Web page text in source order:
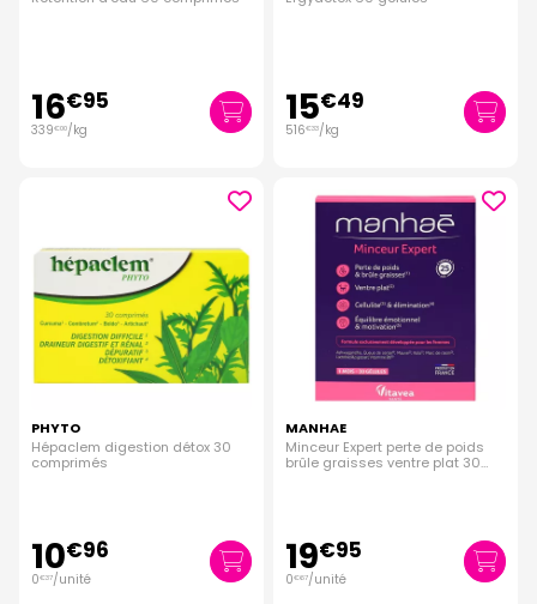
16€95
339€00/kg 15€49
516€33/kg
PHYTO
Hépaclem digestion détox 30
comprimés
10€96
0€37/unité
MANHAE
Minceur Expert perte de poids
brûle graisses ventre plat 30
19€95
0€67/unité